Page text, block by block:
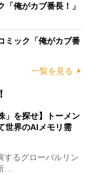
俺がカブ番長！」
ミック「俺がカブ番
一覧を見る
」を探せ】トーメン
世界のAIメモリ需
るグローバルリン
…